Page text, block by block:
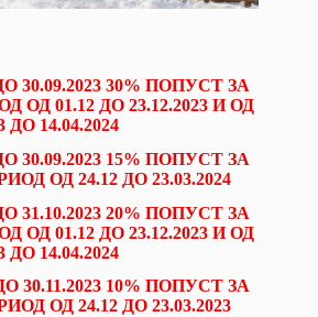
30.09.2023 30% ПОПУСТ ЗА
ОД 01.12 ДО 23.12.2023 И ОД
ДО 14.04.2024
30.09.2023 15% ПОПУСТ ЗА
ОД 24.12 ДО 23.03.2024
31.10.2023 20% ПОПУСТ ЗА
ОД 01.12 ДО 23.12.2023 И ОД
ДО 14.04.2024
30.11.2023 10% ПОПУСТ ЗА
ОД 24.12 ДО 23.03.2023